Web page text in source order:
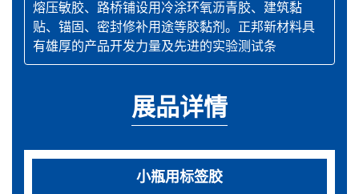
熔压敏胶、路桥铺设用冷涂环氧沥青胶、建筑黏
贴、锚固、密封修补用途等胶黏剂。正邦新材料具
有雄厚的产品开发力量及先进的实验测试条
展品详情
小瓶用标签胶